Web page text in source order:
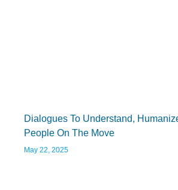
Dialogues To Understand,
People On The Move
May 22, 2025